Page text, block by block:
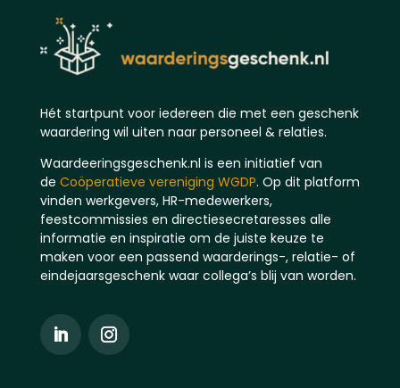
Hét startpunt voor iedereen die met een geschenk
waardering wil uiten naar personeel & relaties.
Waardeeringsgeschenk.nl is een initiatief van
de Coöperatieve vereniging WGDP. Op dit platform
vinden werkgevers, HR-medewerkers,
feestcommissies en directiesecretaresses alle
informatie en inspiratie om de juiste keuze te
maken voor een passend waarderings-, relatie- of
eindejaarsgeschenk waar collega’s blij van worden.